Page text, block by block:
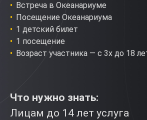
Встреча в Океанариуме
Посещение Океанариума
1 детский билет
1 посещение
Возраст участника — с 3х до 18
Что нужно знать:
Лицам до 14 лет услуга